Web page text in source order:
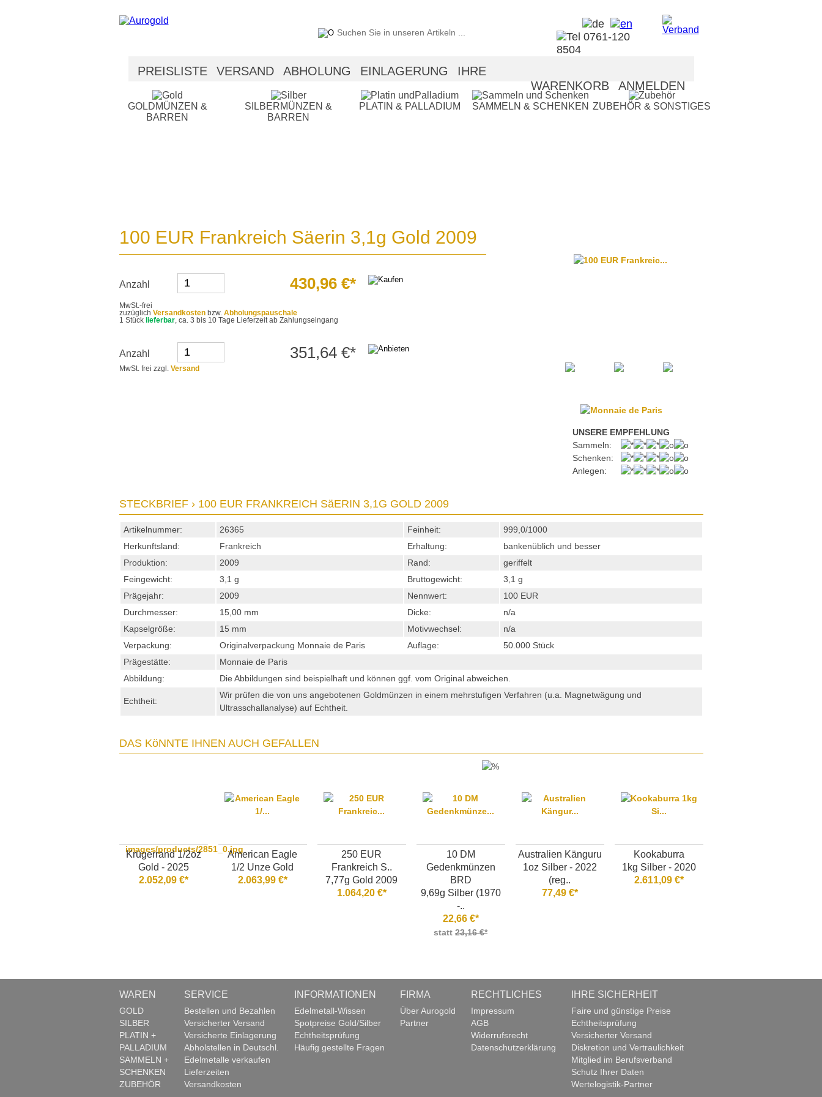
PREISLISTE VERSAND ABHOLUNG EINLAGERUNG
IHRE
WARENKORB ANMELDEN
GOLDMÜNZEN &
BARREN
SILBERMÜNZEN &
BARREN
PLATIN & PALLADIUM SAMMELN & SCHENKEN ZUBEHÖR & SONSTIGES
100 EUR Frankreich Säerin 3,1g Gold 2009
Anzahl 430,96 €*
MwSt.-frei
zuzüglich Versandkostenbzw. Abholungspauschale
1 Stück lieferbar, ca. 3 bis 10 Tage Lieferzeit ab Zahlungseingang
Anzahl 351,64 €*
MwSt. frei zzgl. Versand
UNSERE EMPFEHLUNG
Sammeln:
Schenken:
Anlegen:
STECKBRIEF › 100 EUR FRANKREICH SäERIN 3,1G GOLD 2009
Artikelnummer: 26365 Feinheit:
999,0/1000
Herkunftsland:
Frankreich Erhaltung:
bankenüblich und besser
Produktion:
2009 Rand:
geriffelt
Feingewicht:
3,1 g Bruttogewicht:
3,1 g
Prägejahr:
2009 Nennwert:
100 EUR
Durchmesser:
15,00 mm Dicke:
n/a
Kapselgröße:
15 mm Motivwechsel:
n/a
Verpackung:
Originalverpackung Monnaie de Paris Auflage:
50.000 Stück
Prägestätte:
Monnaie de Paris
Abbildung:
Die Abbildungen sind beispielhaft und können ggf. vom Original abweichen.
Echtheit:
Wir prüfen die von uns angebotenen Goldmünzen in einem mehrstufigen Verfahren (u.a. Magnetwägung und
Ultrasschallanalyse) auf Echtheit.
DAS KöNNTE IHNEN AUCH GEFALLEN
images/products/2851_0.jpg
Krügerrand 1/2oz
Gold - 2025
2.052,09 €*
American Eagle
1/2 Unze Gold
2.063,99 €*
250 EUR
Frankreich S..
7,77g Gold 2009
1.064,20 €*
10 DM
Gedenkmünzen
BRD
9,69g Silber (1970
-..
22,66 €*
statt 23,16 €*
Australien Känguru
1oz Silber - 2022
(reg..
77,49 €*
Kookaburra
1kg Silber - 2020
2.611,09 €*
WAREN
GOLD
SILBER
PLATIN +
PALLADIUM
SAMMELN +
SCHENKEN
ZUBEHÖR
SERVICE
Bestellen und Bezahlen
Versicherter Versand
Versicherte Einlagerung
Abholstellen in Deutschl.
Edelmetalle verkaufen
Lieferzeiten
Versandkosten
INFORMATIONEN
Edelmetall-Wissen
Spotpreise Gold/Silber
Echtheitsprüfung
Häufig gestellte Fragen
FIRMA
Über Aurogold
Partner
RECHTLICHES
Impressum
AGB
Widerrufsrecht
Datenschutzerklärung
IHRE SICHERHEIT
Faire und günstige Preise
Echtheitsprüfung
Versicherter Versand
Diskretion und Vertraulichkeit
Mitglied im Berufsverband
Schutz Ihrer Daten
Wertelogistik-Partner